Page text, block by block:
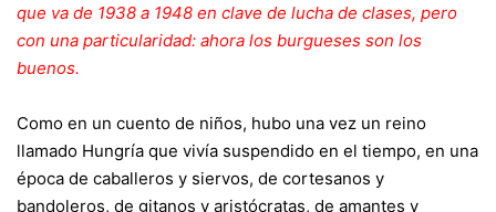
que va de 1938 a 1948 en clave de lucha de clases, pero
con una particularidad: ahora los burgueses son los
buenos.
Como en un cuento de niños, hubo una vez un reino
llamado Hungría que vivía suspendido en el tiempo, en una
época de caballeros y siervos, de cortesanos y
bandoleros, de gitanos y aristócratas, de amantes y